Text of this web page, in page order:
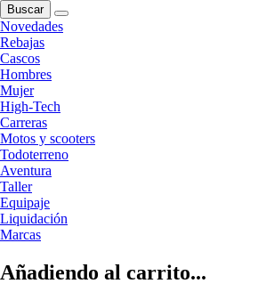
Buscar
Novedades
Rebajas
Cascos
Hombres
Mujer
High-Tech
Carreras
Motos y scooters
Todoterreno
Aventura
Taller
Equipaje
Liquidación
Marcas
Añadiendo al carrito...